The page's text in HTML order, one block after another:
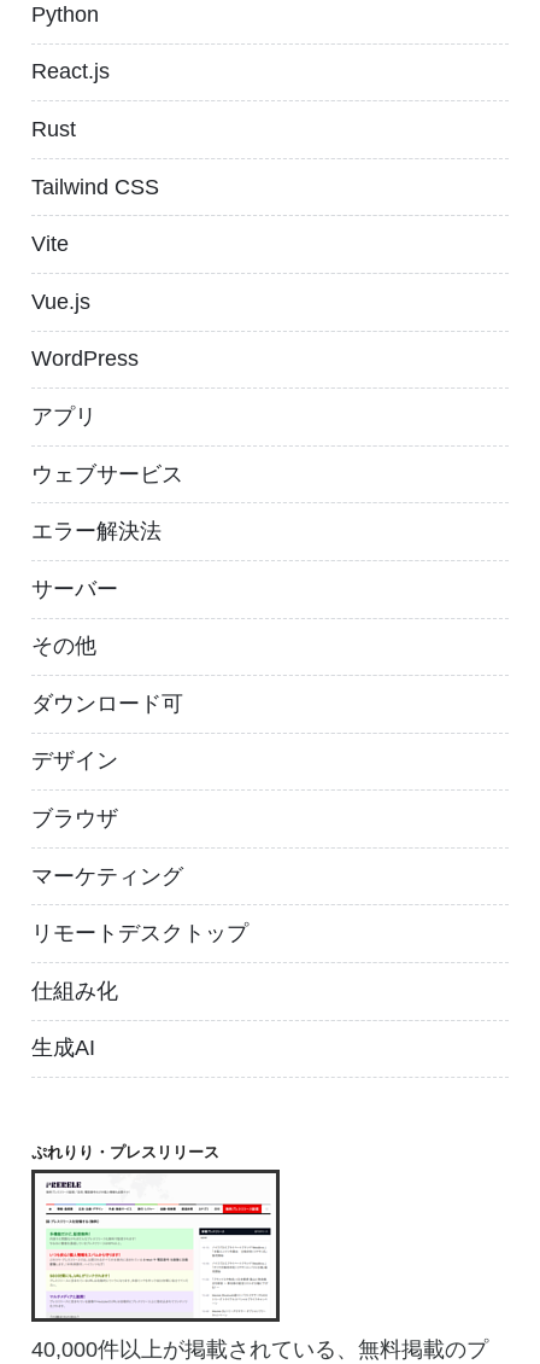
Python
React.js
Rust
Tailwind CSS
Vite
Vue.js
WordPress
アプリ
ウェブサービス
エラー解決法
サーバー
その他
ダウンロード可
デザイン
ブラウザ
マーケティング
リモートデスクトップ
仕組み化
生成AI
ぷれりり・プレスリリース
40,000件以上が掲載されている、無料掲載のプ